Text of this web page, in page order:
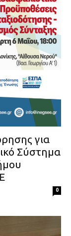
για
Σύστημα
0